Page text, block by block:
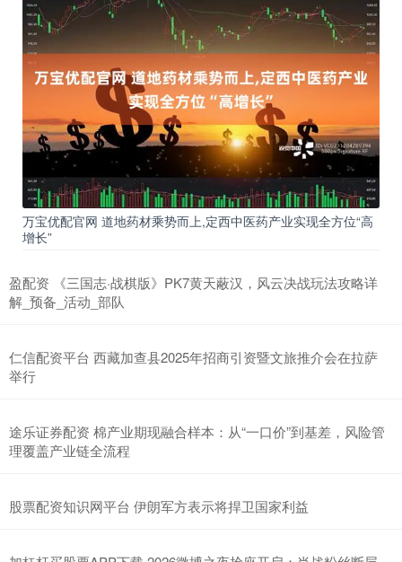
万宝优配官网 道地药材乘势而上,定西中医药产业实现全方位“高
增长”
盈配资 《三国志·战棋版》PK7黄天蔽汉，风云决战玩法攻略详
解_预备_活动_部队
仁信配资平台 西藏加查县2025年招商引资暨文旅推介会在拉萨
举行
途乐证券配资 棉产业期现融合样本：从“一口价”到基差，风险管
理覆盖产业链全流程
股票配资知识网平台 伊朗军方表示将捍卫国家利益